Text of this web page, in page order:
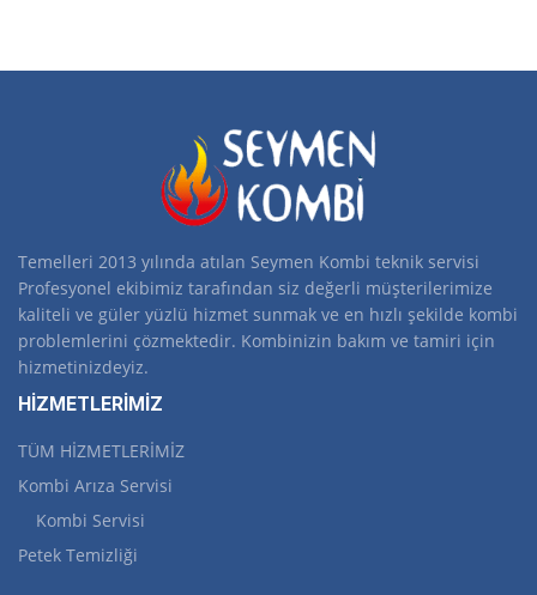
Temelleri 2013 yılında atılan Seymen Kombi teknik servisi
Profesyonel ekibimiz tarafından siz değerli müşterilerimize
kaliteli ve güler yüzlü hizmet sunmak ve en hızlı şekilde kombi
problemlerini çözmektedir. Kombinizin bakım ve tamiri için
hizmetinizdeyiz.
HİZMETLERİMİZ
TÜM HİZMETLERİMİZ
Kombi Arıza Servisi
Kombi Servisi
Petek Temizliği